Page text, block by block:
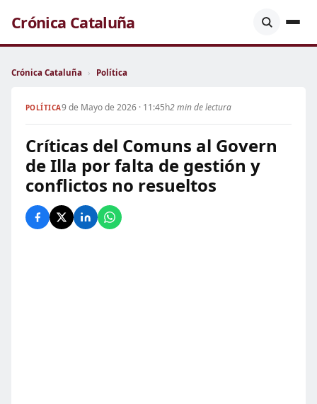
Crónica Cataluña
Crónica Cataluña › Política
POLÍTICA9 de Mayo de 2026 · 11:45h2 min de lectura
Críticas del Comuns al Govern
de Illa por falta de gestión y
conflictos no resueltos